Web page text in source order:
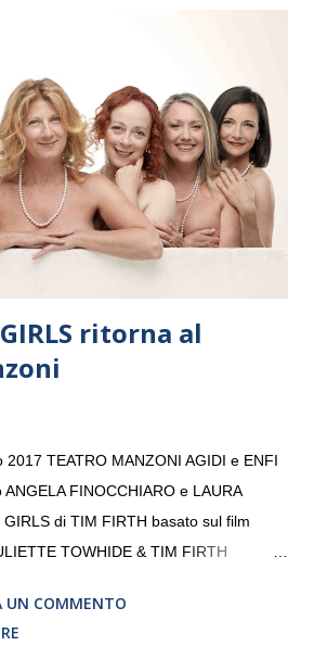
dove si esibirà per il secondo anno
milanese avrà il piacere di applaudire i
Sea Youth Philharmonic per la quarta
nel 2008 da Kristjan Järvi (affiancato
di consulent...
ritorna al
TEATRO MANZONI AGIDI e ENFI
FINOCCHIARO e LAURA
GIRLS di TIM FIRTH basato sul film
TOWHIDE & TIM FIRTH
UN COMMENTO